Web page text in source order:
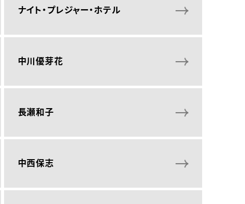
ナイト・プレジャー・ホテル
中川優芽花
長瀬和子
中西保志